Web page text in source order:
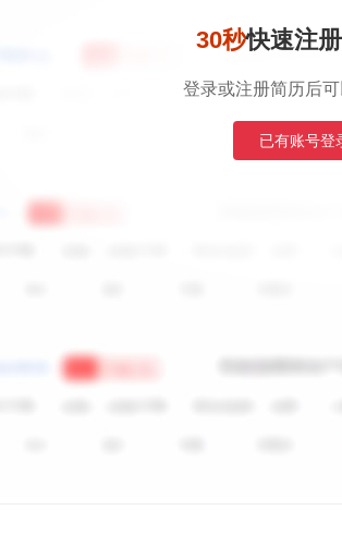
30秒快速注
登录或注册简历后
已有账号登